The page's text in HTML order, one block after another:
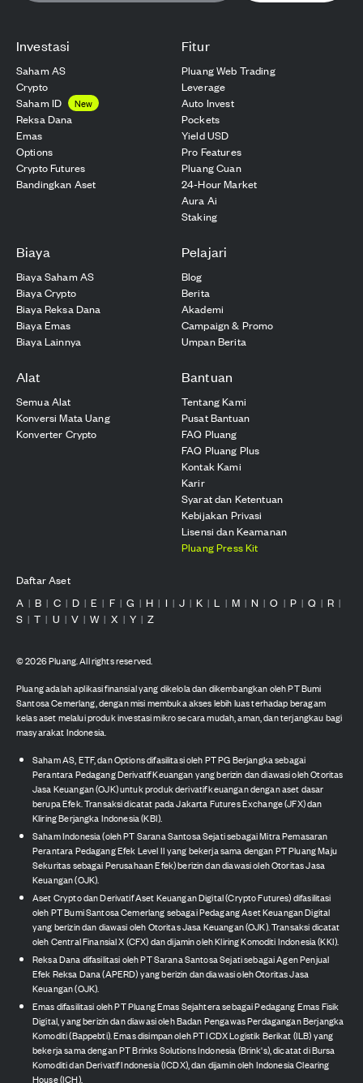
Investasi
Saham AS
Crypto
Saham ID
New
Reksa Dana
Emas
Options
Crypto Futures
Bandingkan Aset
Fitur
Pluang Web Trading
Leverage
Auto Invest
Pockets
Yield USD
Pro Features
Pluang Cuan
24-Hour Market
Aura Ai
Staking
Biaya
Biaya Saham AS
Biaya Crypto
Biaya Reksa Dana
Biaya Emas
Biaya Lainnya
Pelajari
Blog
Berita
Akademi
Campaign & Promo
Umpan Berita
Alat
Semua Alat
Konversi Mata Uang
Konverter Crypto
Bantuan
Tentang Kami
Pusat Bantuan
FAQ Pluang
FAQ Pluang Plus
Kontak Kami
Karir
Syarat dan Ketentuan
Kebijakan Privasi
Lisensi dan Keamanan
Pluang Press Kit
Daftar Aset
A | B | C | D | E | F | G | H | I | J | K | L | M | N | O | P | Q | R |
S | T | U | V | W | X | Y | Z
©2026Pluang. All rights reserved.
Pluang adalah aplikasi finansial yang dikelola dan dikembangkan oleh PT Bumi
Santosa Cemerlang, dengan misi membuka akses lebih luas terhadap beragam
kelas aset melalui produk investasi mikro secara mudah, aman, dan terjangkau bagi
masyarakat Indonesia.
Saham AS, ETF, dan Options difasilitasi oleh PT PG Berjangka sebagai
Perantara Pedagang Derivatif Keuangan yang berizin dan diawasi oleh Otoritas
Jasa Keuangan (OJK) untuk produk derivatif keuangan dengan aset dasar
berupa Efek. Transaksi dicatat pada Jakarta Futures Exchange (JFX) dan
Kliring Berjangka Indonesia (KBI).
Saham Indonesia (oleh PT Sarana Santosa Sejati sebagai Mitra Pemasaran
Perantara Pedagang Efek Level II yang bekerja sama dengan PT Pluang Maju
Sekuritas sebagai Perusahaan Efek) berizin dan diawasi oleh Otoritas Jasa
Keuangan (OJK).
Aset Crypto dan Derivatif Aset Keuangan Digital (Crypto Futures) difasilitasi
oleh PT Bumi Santosa Cemerlang sebagai Pedagang Aset Keuangan Digital
yang berizin dan diawasi oleh Otoritas Jasa Keuangan (OJK). Transaksi dicatat
oleh Central Finansial X (CFX) dan dijamin oleh Kliring Komoditi Indonesia (KKI).
Reksa Dana difasilitasi oleh PT Sarana Santosa Sejati sebagai Agen Penjual
Efek Reksa Dana (APERD) yang berizin dan diawasi oleh Otoritas Jasa
Keuangan (OJK).
Emas difasilitasi oleh PT Pluang Emas Sejahtera sebagai Pedagang Emas Fisik
Digital, yang berizin dan diawasi oleh Badan Pengawas Perdagangan Berjangka
Komoditi (Bappebti). Emas disimpan oleh PT ICDX Logistik Berikat (ILB) yang
bekerja sama dengan PT Brinks Solutions Indonesia (Brink's), dicatat di Bursa
Komoditi dan Derivatif Indonesia (ICDX), dan dijamin oleh Indonesia Clearing
House (ICH).